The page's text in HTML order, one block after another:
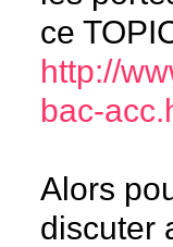
ce
http://
bac-
Alors
discuter